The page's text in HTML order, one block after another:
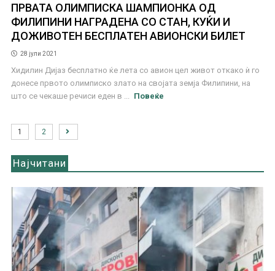
ПРВАТА ОЛИМПИСКА ШАМПИОНКА ОД
ФИЛИПИНИ НАГРАДЕНА СО СТАН, КУЌИ И
ДОЖИВОТЕН БЕСПЛАТЕН АВИОНСКИ БИЛЕТ
28 јули 2021
Хидилин Дијаз бесплатно ќе лета со авион цел живот откако ѝ го
донесе првото олимписко злато на својата земја Филипини, на
што се чекаше речиси еден в ...
Повеќе
1 2
Најчитани